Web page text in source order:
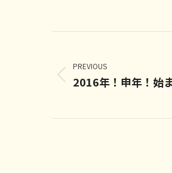
Post
PREVIOUS
Previous
2016年！申年！始